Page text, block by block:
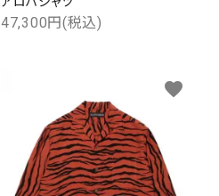
47,300円(税込)
favorite